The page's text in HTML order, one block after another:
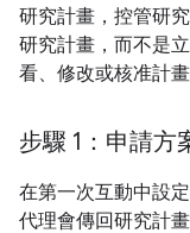
研究計畫，控管研
研究計畫，而不是
看、修改或核准計畫
步驟 1：申請方
在第一次互動中設定
代理會傳回研究計